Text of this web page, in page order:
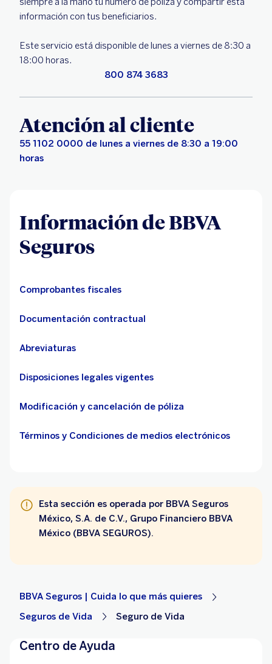
información con tus beneficiarios.
Este servicio está disponible de lunes a viernes de 8:30 a
18:00 horas.
800 874 3683
Atención al cliente
55 1102 0000 de lunes a viernes de 8:30 a 19:00
horas
Información de BBVA
Seguros
Comprobantes fiscales
Documentación contractual
Abreviaturas
Disposiciones legales vigentes
Modificación y cancelación de póliza
Términos y Condiciones de medios electrónicos
Esta sección es operada por BBVA Seguros
México, S.A. de C.V., Grupo Financiero BBVA
México (BBVA SEGUROS).
BBVA Seguros | Cuida lo que más quieres
Seguros de Vida
Seguro de Vida
Centro de Ayuda